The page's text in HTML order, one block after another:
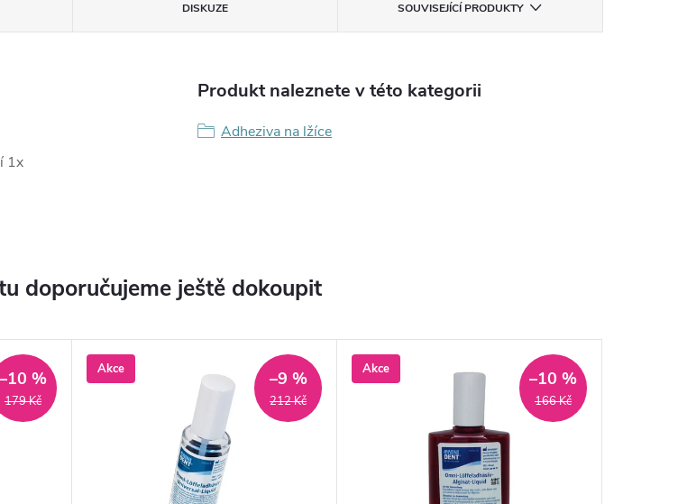
DISKUZE SOUVISEJÍCÍ PRODUKTY
1x
Produkt naleznete v této kategorii
Adheziva na lžíce
doporučujeme ještě dokoupit
179 Kč
–10 % Akce
212 Kč
–9 % Akce
166 Kč
–10 %